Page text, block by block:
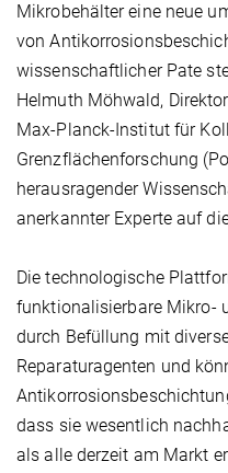
Mikrobehälter eine neue
von
wissenschaftlicher Pate
Helmuth Möhwald,
Max-Planck-Institut für
Grenzflächenforschung
herausragender
anerkannter Experte auf
Die technologische
funktionalisierbare Mikro-
durch Befüllung mit
Reparaturagenten und
dass sie wesentlich
als alle derzeit am Markt